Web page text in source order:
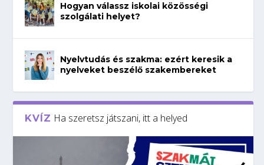
Hogyan válassz iskolai közösségi
szolgálati helyet?
Nyelvtudás és szakma: ezért keresik a
nyelveket beszélő szakembereket
KVÍZ Ha szeretsz játszani, itt a helyed